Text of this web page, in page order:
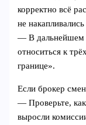
корректно всё
не
— В дальнейшем
относиться к
границе».
Если брокер
— Проверьте,
выросли